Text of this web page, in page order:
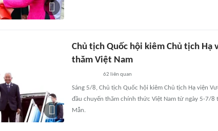
Chủ tịch Quốc hội kiêm Chủ tịch Hạ
thăm Việt Nam
62 liên quan
Sáng 5/8, Chủ tịch Quốc hội kiêm Chủ tịch Hạ viện
đầu chuyến thăm chính thức Việt Nam từ ngày 5-7/8
Mẫn.